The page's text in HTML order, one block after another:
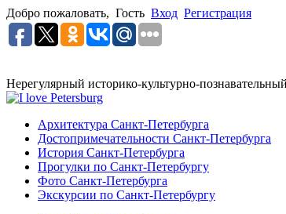
Добро пожаловать, Гость Вход Регистрация
Нерегулярный историко-культурно-
Архитектура Санкт-Петербурга
Достопримечательности Санкт-Петербурга
История Санкт-Петербурга
Прогулки по Санкт-Петербургу
Фото Санкт-Петербурга
Экскурсии по Санкт-Петербургу